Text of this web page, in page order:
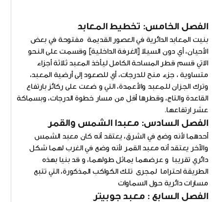
الفصل الخامس: تخطيط المعابد
بنيت المعابد الدائرية في العصور القديمة مفتوحة في بعض
الأحيان، أي دون السيلا [الغرفة الداخلية] وقسمت على النحو
الاتي قسم قطر المساحة الكامل ليأخذ المعبد ثلاثة أجزاء
متساوية ، جزء منح للدرجات، أي للصعود إلى أرضية المعبد،
وترك الجزان للمعبد والأعمدة، التي و ضعت على ركائز بارتفاع
القاعدة والتاج، وقطرها أقل من مسار خطوة الدرجات، وبسماكة
عشر ارتفاعها.
الفصل السادس: معبدا الشمس والقمر
أحدهما لأنه وضع في الشرق، يعتقد أنه كان معبد الشمس
والآخر يعتقد أنه معبد القمر لأنه وضع في الغرب لهما شكل
دائري تقريبا و عرضهما يماثل طولهما، و قد بنيا بهذه
الطريقة احتراما لمجرى تلك الكواكب المذكورة، التي تتبع
مسارات دائرية حول السماوات
الفصل السابع : معبد جوبيتر